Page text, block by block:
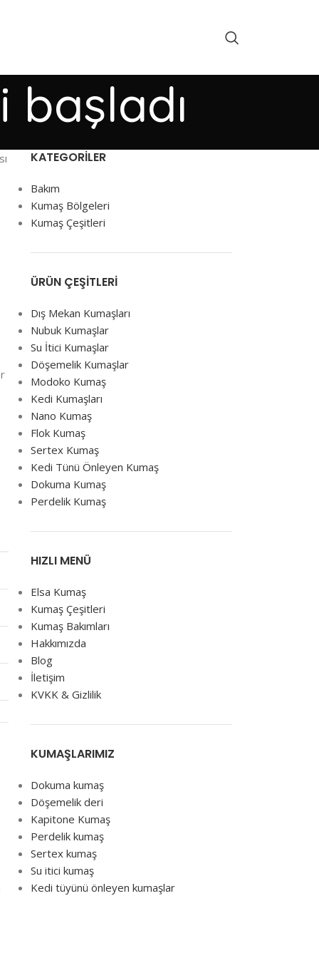
KATEGORILER
Bakım
Kumaş Bölgeleri
Kumaş Çeşitleri
ÜRÜN ÇEŞITLERI
Dış Mekan Kumaşları
Nubuk Kumaşlar
Su İtici Kumaşlar
Döşemelik Kumaşlar
Modoko Kumaş
Kedi Kumaşları
Nano Kumaş
Flok Kumaş
Sertex Kumaş
Kedi Tünü Önleyen Kumaş
Dokuma Kumaş
Perdelik Kumaş
HIZLI MENÜ
Elsa Kumaş
Kumaş Çeşitleri
Kumaş Bakımları
Hakkımızda
Blog
İletişim
KVKK & Gizlilik
KUMAŞLARIMIZ
Dokuma kumaş
Döşemelik deri
Kapitone Kumaş
Perdelik kumaş
Sertex kumaş
Su itici kumaş
Kedi tüyünü önleyen kumaşlar